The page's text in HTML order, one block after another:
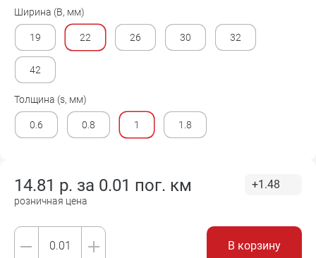
Ширина (B, мм)
19 22 26 30 32
42
Толщина (s, мм)
0.6 0.8 1 1.8
14.81 р. за 0.01 пог. км
розничная цена
+1.48
В корзину